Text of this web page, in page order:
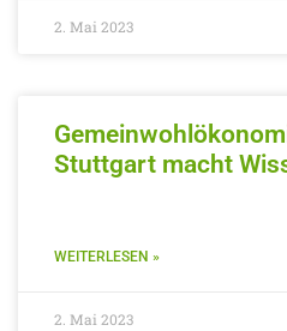
2. Mai 2023
Stuttgart macht
WEITERLESEN »
2. Mai 2023